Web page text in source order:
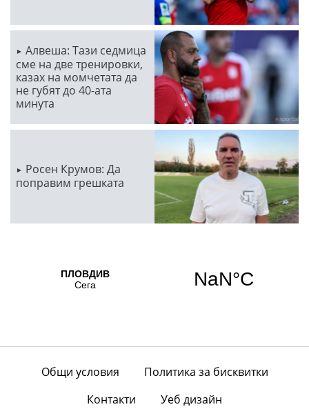
Алвеша: Тази седмица
сме на две тренировки,
казах на момчетата да
не губят до 40-ата
минута
Росен Крумов: Да
поправим грешката
Общи условия
Политика за бисквитки
Контакти
Уеб дизайн